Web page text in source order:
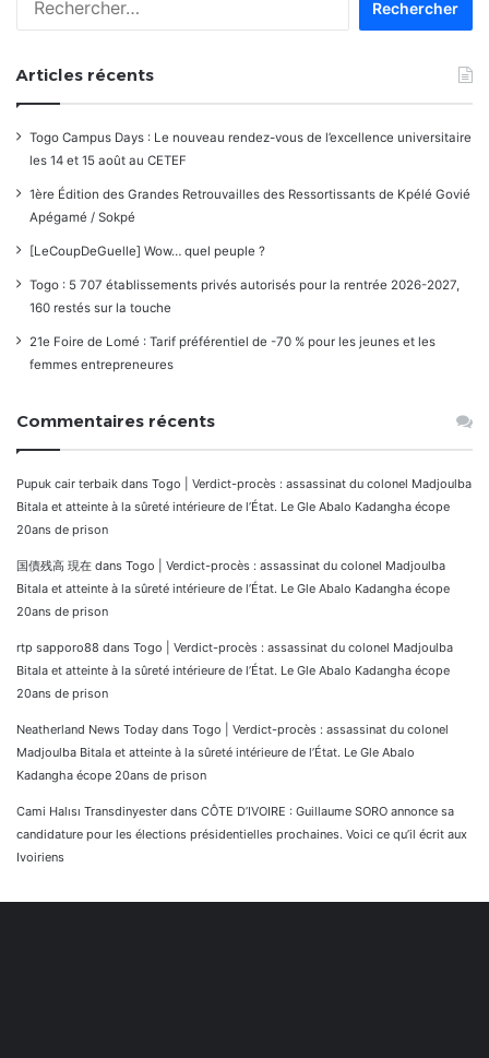
Articles récents
Togo Campus Days : Le nouveau rendez-vous de l’excellence universitaire
les 14 et 15 août au CETEF
1ère Édition des Grandes Retrouvailles des Ressortissants de Kpélé Govié
Apégamé / Sokpé
[LeCoupDeGuelle] Wow… quel peuple ?
Togo : 5 707 établissements privés autorisés pour la rentrée 2026-2027,
160 restés sur la touche
21e Foire de Lomé : Tarif préférentiel de -70 % pour les jeunes et les
femmes entrepreneures
Commentaires récents
Pupuk cair terbaik dans Togo | Verdict-procès : assassinat du colonel Madjoulba
Bitala et atteinte à la sûreté intérieure de l’État. Le Gle Abalo Kadangha écope
20ans de prison
国債残高 現在 dans Togo | Verdict-procès : assassinat du colonel Madjoulba
Bitala et atteinte à la sûreté intérieure de l’État. Le Gle Abalo Kadangha écope
20ans de prison
rtp sapporo88 dans Togo | Verdict-procès : assassinat du colonel Madjoulba
Bitala et atteinte à la sûreté intérieure de l’État. Le Gle Abalo Kadangha écope
20ans de prison
Neatherland News Today dans Togo | Verdict-procès : assassinat du colonel
Madjoulba Bitala et atteinte à la sûreté intérieure de l’État. Le Gle Abalo
Kadangha écope 20ans de prison
Cami Halısı Transdinyester dans CÔTE D’IVOIRE : Guillaume SORO annonce sa
candidature pour les élections présidentielles prochaines. Voici ce qu’il écrit aux
Ivoiriens